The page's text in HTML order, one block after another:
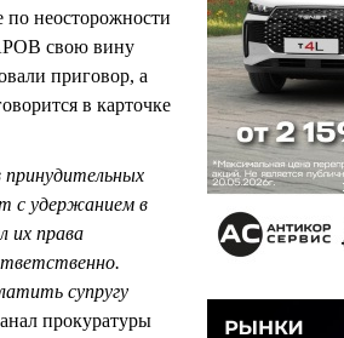
неосторожности
свою вину
приговор, а
в карточке
принудительных
с удержанием в
их права
супругу
прокуратуры